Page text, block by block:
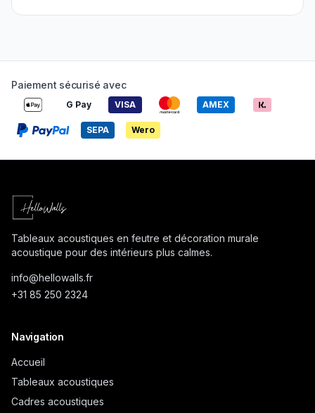
Paiement sécurisé avec
G Pay VISA AMEX
SEPA Wero
Tableaux acoustiques en feutre et décoration murale
acoustique pour des intérieurs plus calmes.
info@hellowalls.fr
+31 85 250 2324
Navigation
Accueil
Tableaux acoustiques
Cadres acoustiques